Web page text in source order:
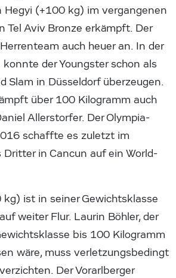
Hegyi (+100 kg) im vergangenen
Tel Aviv Bronze erkämpft. Der
auch heuer an. In der
der Youngster schon als
Slam in Düsseldorf überzeugen.
über 100 Kilogramm auch
Allerstorfer. Der Olympia-
schaffte es zuletzt im
in Cancun auf ein World-
ist in seiner Gewichtsklasse
weiter Flur. Laurin Böhler, der
bis 100 Kilogramm
wäre, muss verletzungsbedingt
Der Vorarlberger